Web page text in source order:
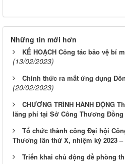
Những tin mới hơn
KẾ HOẠCH Công tác bảo vệ bí
(13/02/2023)
Chính thức ra mắt ứng dụng
(20/02/2023)
CHƯƠNG TRÌNH HÀNH ĐỘNG
lãng phí tại Sở Công Thương Đồng
Tổ chức thành công Đại hội
Thương lần thứ X, nhiệm kỳ 2023 –
Triển khai chủ động đề phòng